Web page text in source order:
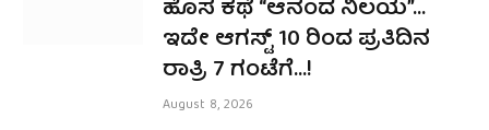
ಹೊಸ ಕಥೆ “ಆನಂದ ನಿಲಯ”…
ಇದೇ ಆಗಸ್ಟ್ 10 ರಿಂದ ಪ್ರತಿದಿನ
ರಾತ್ರಿ 7 ಗಂಟೆಗೆ…!
August 8, 2026